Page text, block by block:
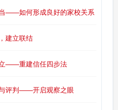
——如何形成良好的家校关系
建立联结
——重建信任四步法
评判——开启观察之眼